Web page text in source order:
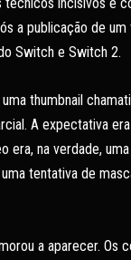
a publicação de
Switch e Switch 2.
thumbnail
A expectativa
era, na verdade,
uma tentativa de
a aparecer.